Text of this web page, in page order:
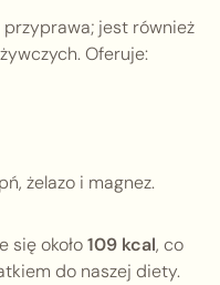
jest również
Oferuje:
żelazo i magnez.
się około109 kcal, co
do naszej diety.